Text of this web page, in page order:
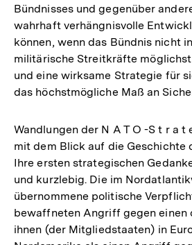
Bündnisses und gegenüber
wahrhaft verhängnisvolle
können, wenn das Bündnis nicht
militärische Streitkräfte
und eine wirksame Strategie für
das höchstmögliche Maß an
Wandlungen der N A T O -S t r a t
mit dem Blick auf die Geschichte
Ihre ersten strategischen
und kurzlebig. Die im
übernommene politische
bewaffneten Angriff gegen einen
ihnen (der Mitgliedstaaten) in